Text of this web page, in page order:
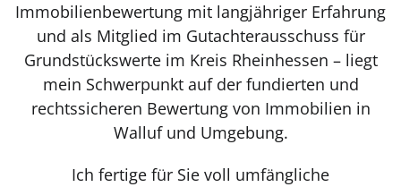
Immobilienbewertung mit langjähriger Erfahrung
und als Mitglied im Gutachterausschuss für
Grundstückswerte im Kreis Rheinhessen – liegt
mein Schwerpunkt auf der fundierten und
rechtssicheren Bewertung von Immobilien in
Walluf und Umgebung.
Ich fertige für Sie voll umfängliche